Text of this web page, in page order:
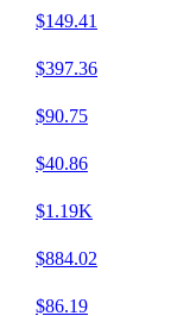
$149.41
$397.36
$90.75
$40.86
$1.19K
$884.02
$86.19